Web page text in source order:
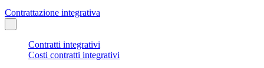
Contrattazione integrativa
Contratti integrativi
Costi contratti integrativi